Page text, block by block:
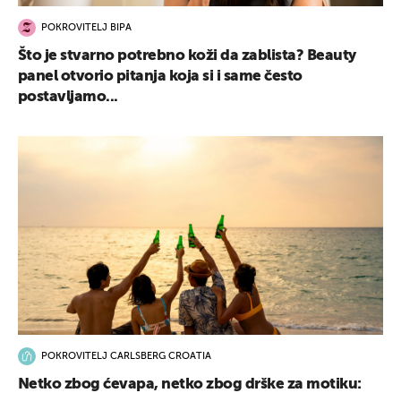
POKROVITELJ BIPA
Što je stvarno potrebno koži da zablista? Beauty
panel otvorio pitanja koja si i same često
postavljamo...
POKROVITELJ CARLSBERG CROATIA
Netko zbog ćevapa, netko zbog drške za motiku: